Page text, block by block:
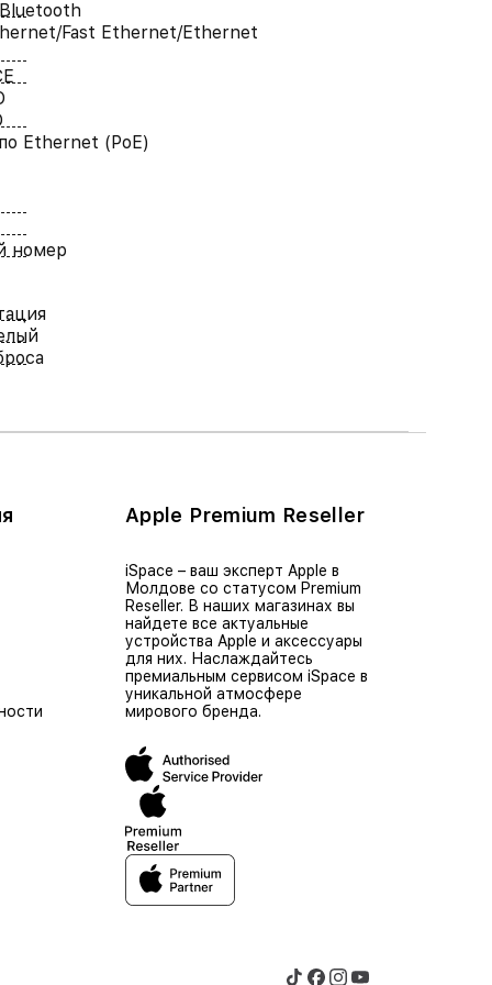
Fast Ethernet/Ethernet
Ethernet (PoE)
номер
Apple Premium Reseller
iSpace – ваш эксперт Apple в
Молдове со статусом Premium
Reseller. В наших магазинах вы
найдете все актуальные
устройства Apple и аксессуары
для них. Наслаждайтесь
премиальным сервисом iSpace в
уникальной атмосфере
мирового бренда.